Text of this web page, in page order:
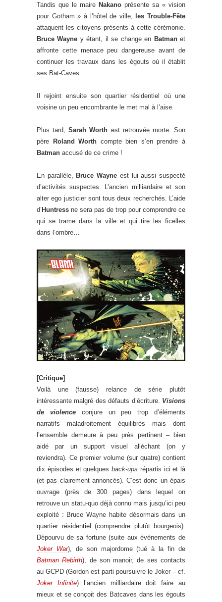
Tandis que le maire Nakano présente sa « vision
pour Gotham » à l’hôtel de ville,
les Trouble-Fête
attaquent les citoyens présents à cette cérémonie.
Bruce Wayne y étant, il se change en Batmanet
affronte cette menace peu dangereuse avant de
continuer les travaux dans les égouts où il établit
ses Bat-Caves.
Il rejoint ensuite son quartier résidentiel où une
voisine un peu encombrante le met mal à l’aise.
Plus tard,Sarah Worth est retrouvée morte. Son
père
Roland Worth compte bien s’en prendre à
Batman accusé de ce crime !
En parallèle, Bruce Wayne est lui aussi suspecté
d’activités suspectes. L’ancien milliardaire et son
alter ego justicier sont tous deux recherchés. L’aide
d’ Huntress ne sera pas de trop pour comprendre ce
qui se trame dans la ville et qui tire les ficelles
dans l’ombre…
[Critique]
Voilà une (fausse) relance de série plutôt
intéressante malgré des défauts d’écriture. Visions
de violenceconjure un peu trop d’éléments
narratifs maladroitement équilibrés mais dont
l’ensemble demeure à peu près pertinent – bien
aidé par un support visuel alléchant (on y
reviendra). Ce premier volume (sur quatre) contient
dix épisodes et quelques back-ups répartis ici et là
(et pas clairement annoncés). C’est donc un épais
ouvrage (près de 300 pages) dans lequel on
retrouve un statu-quo déjà connu mais jusqu’ici peu
exploité : Bruce Wayne habite désormais dans un
quartier résidentiel (comprendre plutôt bourgeois).
Dépourvu de sa fortune (suite aux évènements de
Joker War), de son majordome (tué à la fin de
Batman Rebirth), de son manoir, de ses contacts
au GCPD (Gordon est parti poursuivre le Joker – cf.
Joker Infinite) l’ancien milliardaire doit faire au
mieux et se conçoit des Batcaves dans les égouts